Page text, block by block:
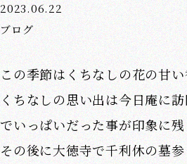
2023.06.22
ブログ
この季節はくちなしの花の甘
くちなしの思い出は今日庵に
でいっぱいだった事が印象に残
その後に大徳寺で千利休の墓